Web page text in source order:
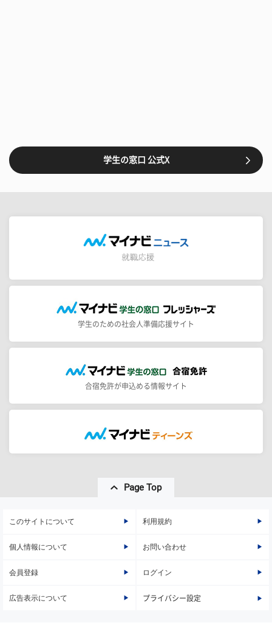
学生の窓口 公式X
学生のための社会人準備応援サイト
合宿免許が申込める情報サイト
Page Top
このサイトについて 利用規約
個人情報について お問い合わせ
会員登録 ログイン
広告表示について プライバシー設定